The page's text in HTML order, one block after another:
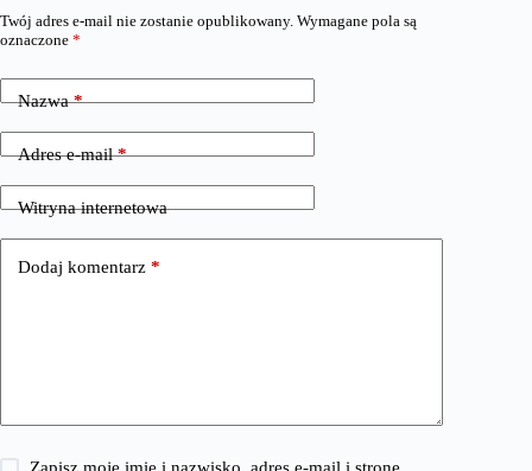
Twój adres e-mail nie zostanie opublikowany. Wymagane pola są
oznaczone *
Nazwa*
Adres e-mail*
Witryna internetowa
Dodaj komentarz *